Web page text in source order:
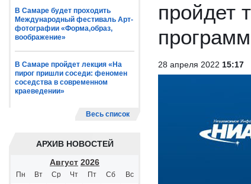
В Самаре будет проходить
Международный фестиваль Арт-
фотографии «Форма,образ,
воображение»
В Самаре пройдет лекция «На
пирог пришли соседи: феномен
соседства в современном
краеведении»
Весь список
АРХИВ НОВОСТЕЙ
Август 2026
Пн Вт Ср Чт Пт Сб
Вс
пройдет
28 апреля 2022 15:17